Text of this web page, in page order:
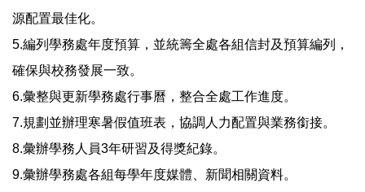
源配置最佳化。
5.編列學務處年度預算，並統籌全處各組信封及預算編列，
確保與校務發展一致。
6.彙整與更新學務處行事曆，整合全處工作進度。
7.規劃並辦理寒暑假值班表，協調人力配置與業務銜接。
8.彙辦學務人員3年研習及得獎紀錄。
9.彙辦學務處各組每學年度媒體、新聞相關資料。